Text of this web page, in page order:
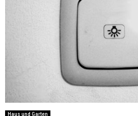
Haus und Garten